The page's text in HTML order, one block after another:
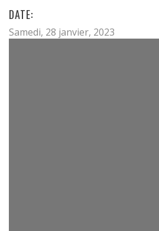
DATE:
Samedi, 28 janvier, 2023